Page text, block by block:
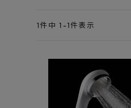
FAX注文はこちらから
1件中 1 -1件表示